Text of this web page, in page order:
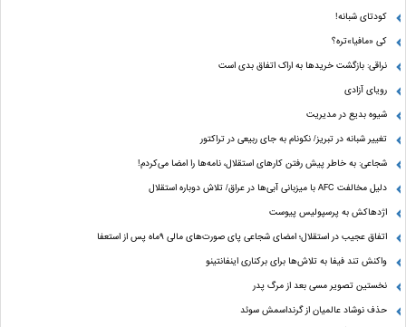
کودتای شبانه!
کی «مافیا»تره؟
نراقی: بازگشت خریدها به اراک اتفاق بدی است
رویای آزادی
شیوه بدیع در مدیریت
تغییر شبانه در تبریز/ نکونام به جای ربیعی در تراکتور
شجاعی: به خاطر پیش رفتن کارهای استقلال، نامه‌ها را امضا می‌کردم!
دلیل مخالفت AFC با میزبانی آبی‌ها در عراق/ تلاش دوباره استقلال
اژدهاکش به پرسپولیس پیوست
اتفاق عجیب در استقلال؛ امضای شجاعی پای صورت‌های مالی ٩ماه پس از استعفا
واکنش تند فیفا به تلاش‌ها برای برکناری اینفانتینو
نخستین تصویر مسی بعد از مرگ پدر
حذف نوشاد عالمیان از گرنداسمش سوئد